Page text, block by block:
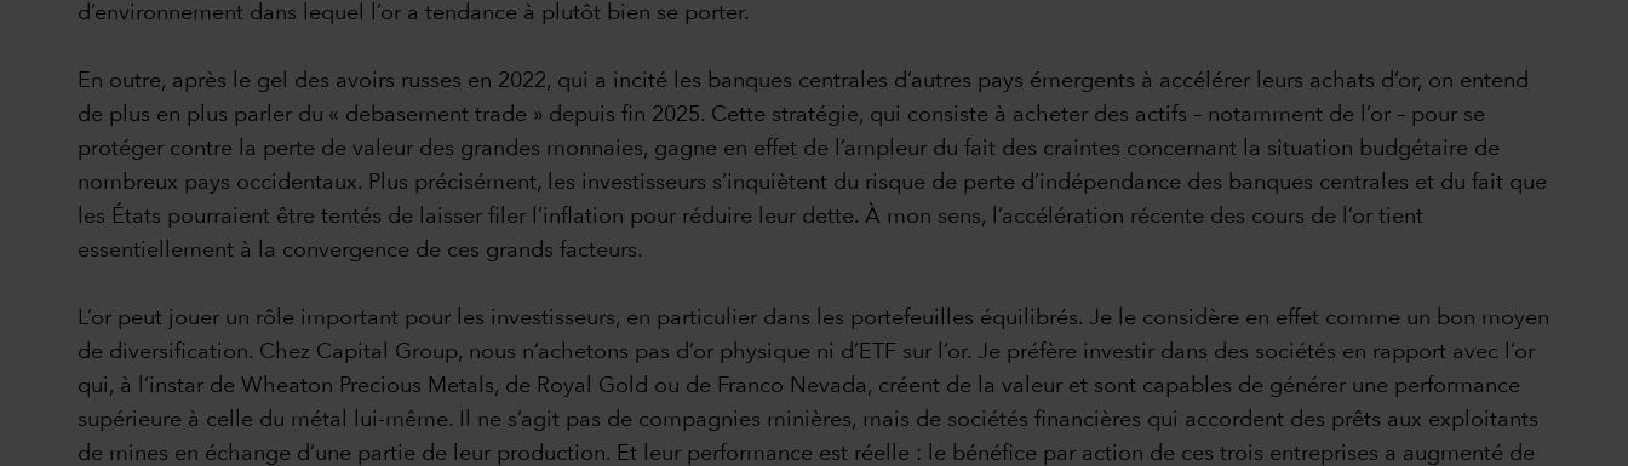
d’environnement dans lequel l’or a tendance à plutôt bien se porter.
En outre, après le gel des avoirs russes en 2022, qui a incité les banques centrales d’autres pays émergents à accélérer leurs achats d’or, on entend
de plus en plus parler du « debasement trade » depuis fin 2025. Cette stratégie, qui consiste à acheter des actifs – notamment de l’or – pour se
protéger contre la perte de valeur des grandes monnaies, gagne en effet de l’ampleur du fait des craintes concernant la situation budgétaire de
nombreux pays occidentaux. Plus précisément, les investisseurs s’inquiètent du risque de perte d’indépendance des banques centrales et du fait que
les États pourraient être tentés de laisser filer l’inflation pour réduire leur dette. À mon sens, l’accélération récente des cours de l’or tient
essentiellement à la convergence de ces grands facteurs.
L’or peut jouer un rôle important pour les investisseurs, en particulier dans les portefeuilles équilibrés. Je le considère en effet comme un bon moyen
de diversification. Chez Capital Group, nous n’achetons pas d’or physique ni d’ETF sur l’or. Je préfère investir dans des sociétés en rapport avec l’or
qui, à l’instar de Wheaton Precious Metals, de Royal Gold ou de Franco Nevada, créent de la valeur et sont capables de générer une performance
supérieure à celle du métal lui-même. Il ne s’agit pas de compagnies minières, mais de sociétés financières qui accordent des prêts aux exploitants
de mines en échange d’une partie de leur production. Et leur performance est réelle : le bénéfice par action de ces trois entreprises a augmenté de